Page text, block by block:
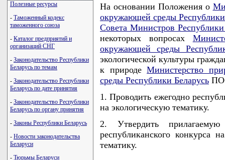
Полезные ресурсы
- Таможенный кодекс
таможенного союза
- Каталог предприятий и
организаций СНГ
- Законодательство Республики
Беларусь по темам
- Законодательство Республики
Беларусь по дате принятия
- Законодательство Республики
Беларусь по органу принятия
- Законы Республики Беларусь
- Новости законодательства
Беларуси
- Тюрьмы Беларуси
На основании Положения о
окружающей среды Республики
Совета Министров Республики
некоторых вопросах
окружающей среды
экологической культуры
к природеМинистерство
среды Республики Беларусь
1. Проводить ежегодно
на экологическую тематику.
2. Утвердить
республиканского конкурса
тематику.